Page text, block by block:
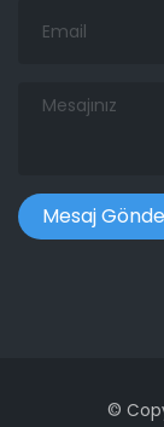
Mesajınız
©